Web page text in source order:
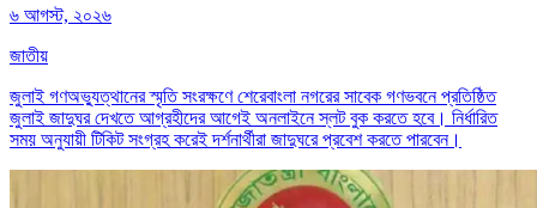
৬ আগস্ট, ২০২৬
জাতীয়
জুলাই গণঅভ্যুত্থানের স্মৃতি সংরক্ষণে শেরেবাংলা নগরের সাবেক গণভবনে প্রতিষ্ঠিত
জুলাই জাদুঘর দেখতে আগ্রহীদের আগেই অনলাইনে স্লট বুক করতে হবে। নির্ধারিত
সময় অনুযায়ী টিকিট সংগ্রহ করেই দর্শনার্থীরা জাদুঘরে প্রবেশ করতে পারবেন।